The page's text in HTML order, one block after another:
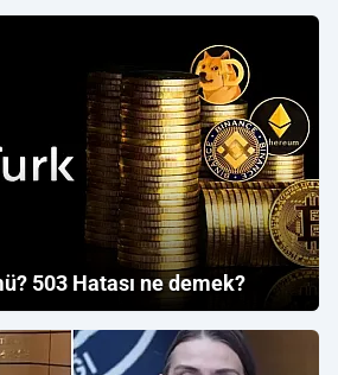
503 Hatası ne demek?